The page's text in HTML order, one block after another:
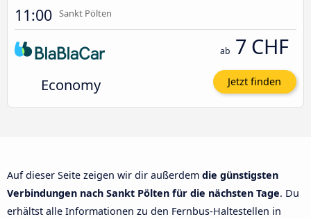
11:00 Sankt Pölten
Economy
ab 7 CHF
Jetzt finden
Auf dieser Seite zeigen wir dir außerdem die günstigsten
Verbindungen nach Sankt Pölten für die nächsten Tage. Du
erhältst alle Informationen zu den Fernbus-Haltestellen in